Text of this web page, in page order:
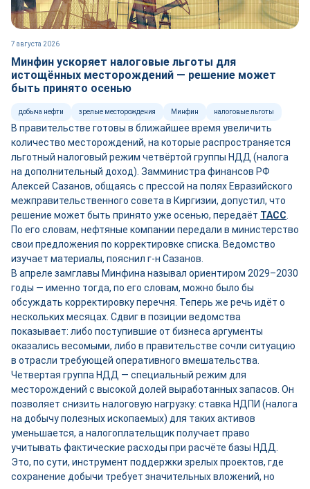
7 августа 2026
Минфин ускоряет налоговые льготы для
истощённых месторождений — решение может
быть принято осенью
добыча нефти зрелые месторождения Минфин налоговые льготы
В правительстве готовы в ближайшее время увеличить
количество месторождений, на которые распространяется
льготный налоговый режим четвёртой группы НДД (налога
на дополнительный доход). Замминистра финансов РФ
Алексей Сазанов, общаясь с прессой на полях Евразийского
межправительственного совета в Киргизии, допустил, что
решение может быть принято уже осенью, передаёт ТАСС
По его словам, нефтяные компании передали в министерство
свои предложения по корректировке списка. Ведомство
изучает материалы, пояснил г-н Сазанов.
В апреле замглавы Минфина называл ориентиром 2029–2030
годы — именно тогда, по его словам, можно было бы
обсуждать корректировку перечня. Теперь же речь идёт о
нескольких месяцах. Сдвиг в позиции ведомства
показывает: либо поступившие от бизнеса аргументы
оказались весомыми, либо в правительстве сочли ситуацию
в отрасли требующей оперативного вмешательства.
Четвертая группа НДД — специальный режим для
месторождений с высокой долей выработанных запасов. Он
позволяет снизить налоговую нагрузку: ставка НДПИ (налога
на добычу полезных ископаемых) для таких активов
уменьшается, а налогоплательщик получает право
учитывать фактические расходы при расчёте базы НДД.
Это, по сути, инструмент поддержки зрелых проектов, где
сохранение добычи требует значительных вложений, но